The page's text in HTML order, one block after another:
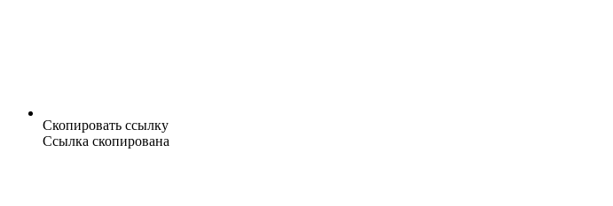
Скопировать ссылку
Ссылка скопирована